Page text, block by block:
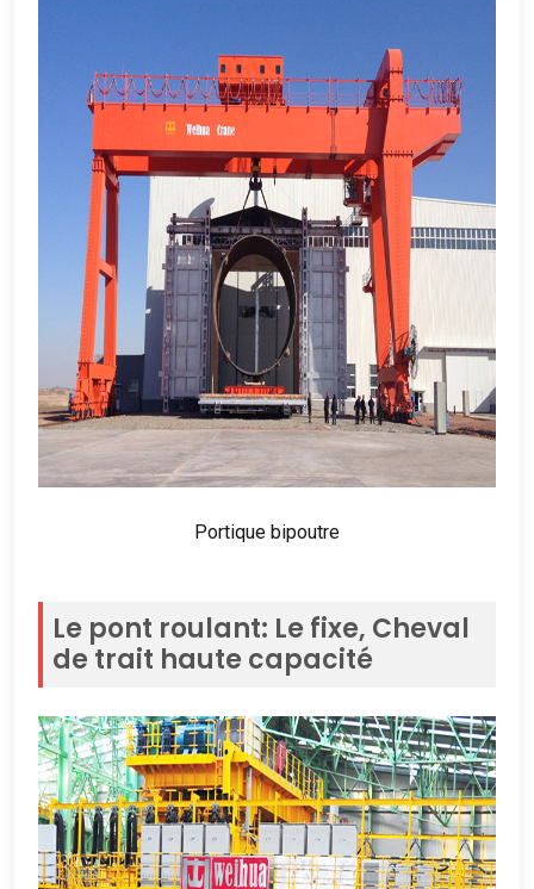
Portique bipoutre
Le pont roulant: Le fixe, Cheval
de trait haute capacité